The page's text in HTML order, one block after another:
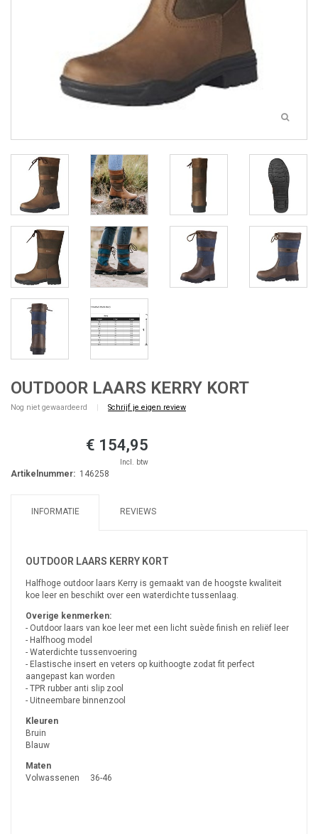
OUTDOOR LAARS KERRY KORT
Nog niet gewaardeerd | Schrijf je eigen review
€ 154,95
Incl. btw
Artikelnummer: 146258
INFORMATIE REVIEWS
OUTDOOR LAARS KERRY KORT
Halfhoge outdoor laars Kerry is gemaakt van de hoogste kwaliteit
koe leer en beschikt over een waterdichte tussenlaag.
Overige kenmerken:
- Outdoor laars van koe leer met een licht suède finish en reliëf leer
- Halfhoog model
- Waterdichte tussenvoering
- Elastische insert en veters op kuithoogte zodat fit perfect
aangepast kan worden
- TPR rubber anti slip zool
- Uitneembare binnenzool
Kleuren
Bruin
Blauw
Maten
Volwassenen 36-46